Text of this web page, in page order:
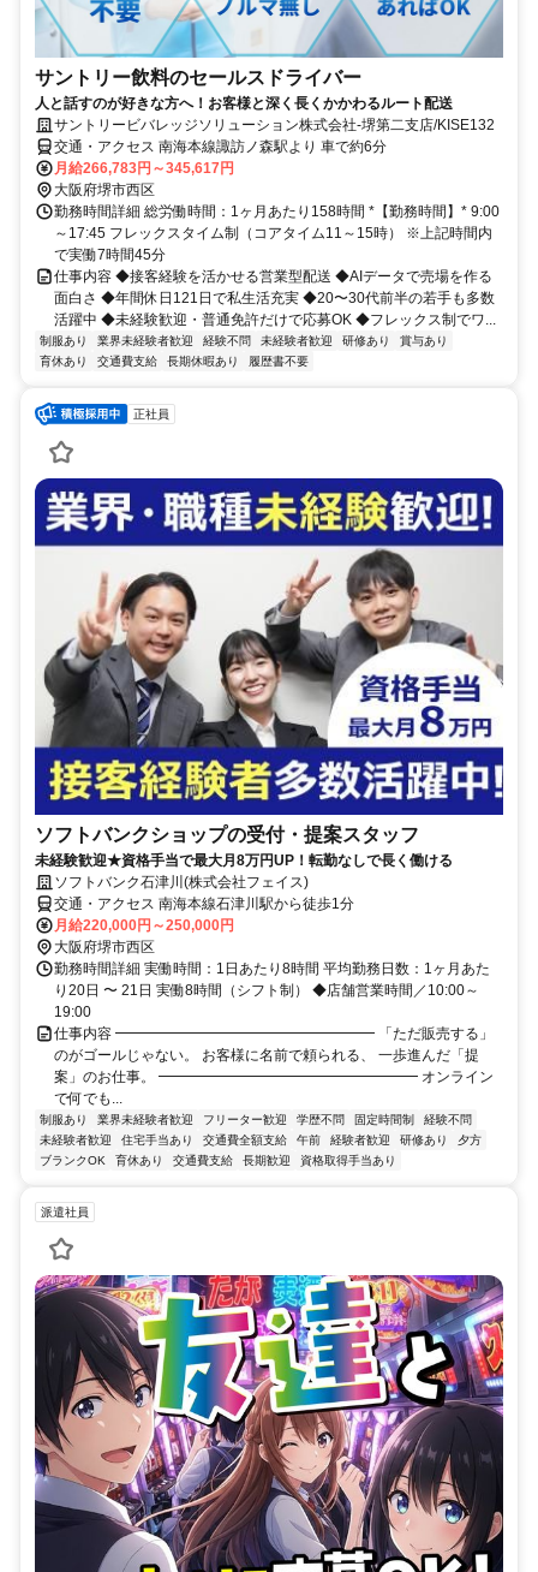
サントリー飲料のセールスドライバー
人と話すのが好きな方へ！お客様と深く長くかかわるルート配送
サントリービバレッジソリューション株式会社-堺第二支店/KISE132
交通・アクセス 南海本線諏訪ノ森駅より 車で約6分
月給266,783円～345,617円
大阪府堺市西区
勤務時間詳細 総労働時間：1ヶ月あたり158時間 *【勤務時間】* 9:00
～17:45 フレックスタイム制（コアタイム11～15時） ※上記時間内
で実働7時間45分
仕事内容 ◆接客経験を活かせる営業型配送 ◆AIデータで売場を作る
面白さ ◆年間休日121日で私生活充実 ◆20〜30代前半の若手も多数
活躍中 ◆未経験歓迎・普通免許だけで応募OK ◆フレックス制でワ...
制服あり 業界未経験者歓迎 経験不問 未経験者歓迎 研修あり
賞与あり
育休あり
交通費支給 長期休暇あり 履歴書不要
正社員
ソフトバンクショップの受付・提案スタッフ
未経験歓迎★資格手当で最大月8万円UP！転勤なしで長く働ける
ソフトバンク石津川(株式会社フェイス)
交通・アクセス 南海本線石津川駅から徒歩1分
月給220,000円～250,000円
大阪府堺市西区
勤務時間詳細 実働時間：1日あたり8時間 平均勤務日数：1ヶ月あた
り20日 〜 21日 実働8時間（シフト制） ◆店舗営業時間／10:00～
19:00
仕事内容 ━━━━━━━━━━━━━━━━━━ 「ただ販売する」
のがゴールじゃない。 お客様に名前で頼られる、 一歩進んだ「提
案」のお仕事。 ━━━━━━━━━━━━━━━━━━ オンライン
で何でも...
制服あり 業界未経験者歓迎 フリーター歓迎 学歴不問 固定時間制
経験不問
未経験者歓迎
住宅手当あり 交通費全額支給 午前 経験者歓迎 研修あり
夕方
ブランクOK
育休あり 交通費支給 長期歓迎 資格取得手当あり
派遣社員